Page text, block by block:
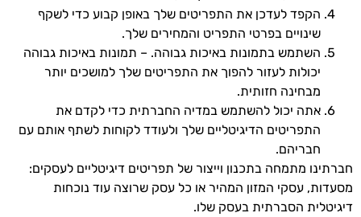
הקפד לעדכן את התפריטים שלך באופן קבוע כדי לשקף
שינויים בפרטי התפריט והמחירים שלך.
השתמש בתמונות באיכות גבוהה. – תמונות באיכות גבוהה
יכולות לעזור להפוך את התפריטים שלך למושכים יותר
מבחינה חזותית.
אתה יכול להשתמש במדיה החברתית כדי לקדם את
התפריטים הדיגיטליים שלך ולעודד לקוחות לשתף אותם עם
חבריהם.
חברתינו מתמחה בתכנון וייצור של תפריטים דיגיטליים לעסקים:
מסעדות, עסקי המזון המהיר או כל עסק שרוצה עוד נוכחות
דיגיטלית הסברתית בעסק שלו.